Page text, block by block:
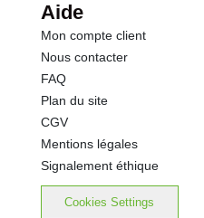
Aide
Mon compte client
Nous contacter
FAQ
Plan du site
CGV
Mentions légales
Signalement éthique
Cookies Settings